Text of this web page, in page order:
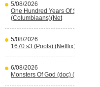
5/08/2026
One Hundred Years Of Solitude s2
(Columbiaans)(Net
5/08/2026
1670 s3 (Pools) (Netflix)
6/08/2026
Monsters Of God (doc) (HBO Max)